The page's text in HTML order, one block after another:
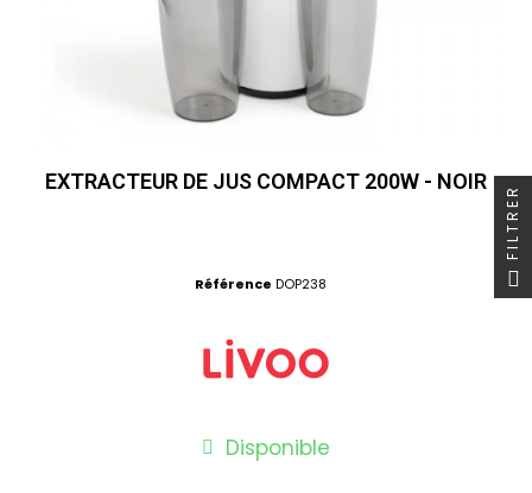
EXTRACTEUR DE JUS COMPACT 200W - NOIR
Référence DOP238
Disponible
FILTRER